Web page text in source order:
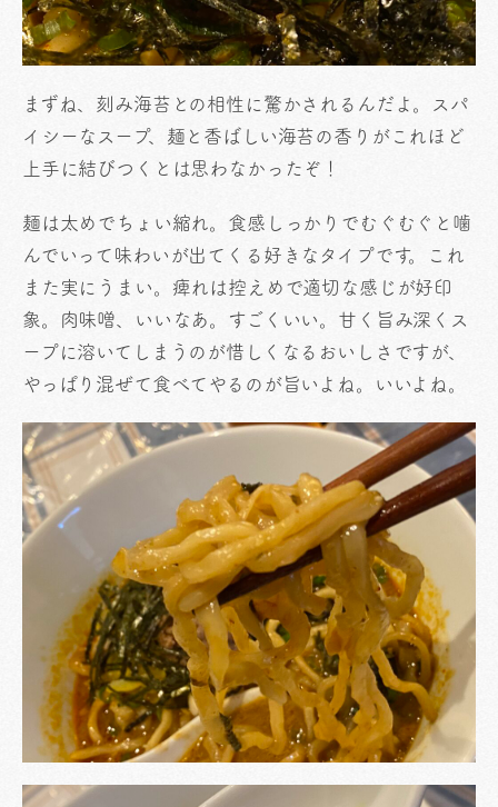
まずね、刻み海苔との相性に驚かされるんだよ。スパ
イシーなスープ、麺と香ばしい海苔の香りがこれほど
上手に結びつくとは思わなかったぞ！
麺は太めでちょい縮れ。食感しっかりでむぐむぐと噛
んでいって味わいが出てくる好きなタイプです。これ
また実にうまい。痺れは控えめで適切な感じが好印
象。肉味噌、いいなあ。すごくいい。甘く旨み深くス
ープに溶いてしまうのが惜しくなるおいしさですが、
やっぱり混ぜて食べてやるのが旨いよね。いいよね。